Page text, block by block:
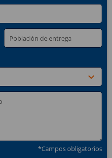
*Campos obligatorios